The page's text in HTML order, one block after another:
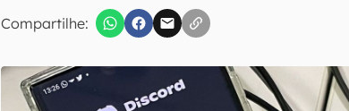
Compartilhe: